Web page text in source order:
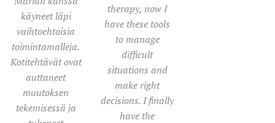
käyneet läpi
vaihtoehtoisia
toimintamalleja.
Kotitehtävät ovat
auttaneet
muutoksen
tekemisessä ja
therapy, now I
have these tools
to manage
difficult
situations and
make right
decisions. I finally
have the